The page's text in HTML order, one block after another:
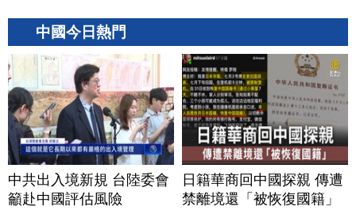
中國今日熱門
中共出入境新規 台陸委會
籲赴中國評估風險
日籍華商回中國探親 傳遭
禁離境還「被恢復國籍」